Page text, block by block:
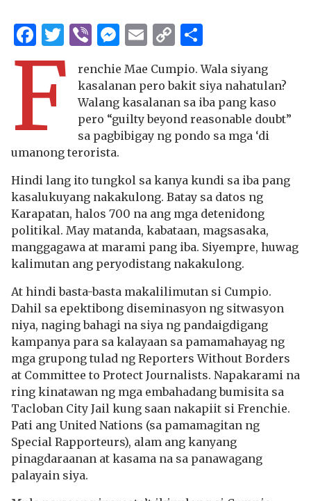
Facebook
Twitter
ViberMessenger
Email
Copy
Link
F
renchie Mae Cumpio. Wala siyang
kasalanan pero bakit siya nahatulan?
Walang kasalanan sa iba pang kaso
pero “guilty beyond reasonable doubt”
sa pagbibigay ng pondo sa mga ‘di
umanong terorista.
Hindi lang ito tungkol sa kanya kundi sa iba pang
kasalukuyang nakakulong. Batay sa datos ng
Karapatan, halos 700 na ang mga detenidong
politikal. May matanda, kabataan, magsasaka,
manggagawa at marami pang iba. Siyempre, huwag
kalimutan ang peryodistang nakakulong.
At hindi basta-basta makalilimutan si Cumpio.
Dahil sa epektibong diseminasyon ng sitwasyon
niya, naging bahagi na siya ng pandaigdigang
kampanya para sa kalayaan sa pamamahayag ng
mga grupong tulad ng Reporters Without Borders
at Committee to Protect Journalists. Napakarami na
ring kinatawan ng mga embahadang bumisita sa
Tacloban City Jail kung saan nakapiit si Frenchie.
Pati ang United Nations (sa pamamagitan ng
Special Rapporteurs), alam ang kanyang
pinagdaraanan at kasama na sa panawagang
palayain siya.